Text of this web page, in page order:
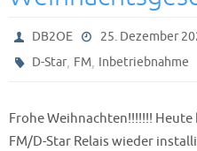
DB2OE 25. Dezember
D-Star, FM, Inbetriebnahme
Frohe Weihnachten!!!!!!!
FM/D-Star Relais wieder